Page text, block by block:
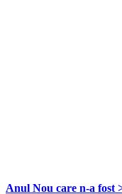
Anul Nou care n-a fost